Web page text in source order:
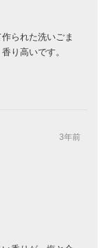
られた洗いごま
り高いです。
3年前